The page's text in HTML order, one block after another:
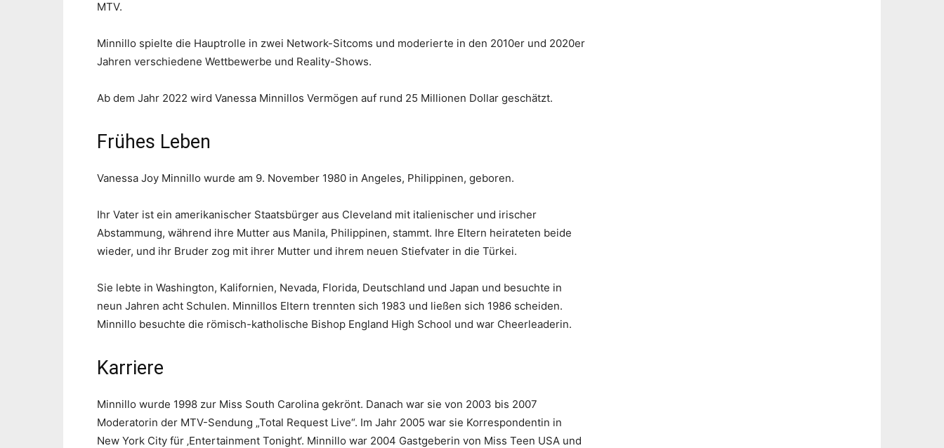
MTV.
Minnillo spielte die Hauptrolle in zwei Network-Sitcoms und moderierte in den 2010er und 2020er
Jahren verschiedene Wettbewerbe und Reality-Shows.
Ab dem Jahr 2022 wird Vanessa Minnillos Vermögen auf rund 25 Millionen Dollar geschätzt.
Frühes Leben
Vanessa Joy Minnillo wurde am 9. November 1980 in Angeles, Philippinen, geboren.
Ihr Vater ist ein amerikanischer Staatsbürger aus Cleveland mit italienischer und irischer
Abstammung, während ihre Mutter aus Manila, Philippinen, stammt. Ihre Eltern heirateten beide
wieder, und ihr Bruder zog mit ihrer Mutter und ihrem neuen Stiefvater in die Türkei.
Sie lebte in Washington, Kalifornien, Nevada, Florida, Deutschland und Japan und besuchte in
neun Jahren acht Schulen. Minnillos Eltern trennten sich 1983 und ließen sich 1986 scheiden.
Minnillo besuchte die römisch-katholische Bishop England High School und war Cheerleaderin.
Karriere
Minnillo wurde 1998 zur Miss South Carolina gekrönt. Danach war sie von 2003 bis 2007
Moderatorin der MTV-Sendung „Total Request Live“. Im Jahr 2005 war sie Korrespondentin in
New York City für ‚Entertainment Tonight‘. Minnillo war 2004 Gastgeberin von Miss Teen USA und